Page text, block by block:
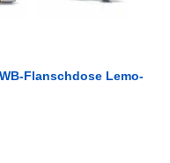
Flanschdose Lemo-